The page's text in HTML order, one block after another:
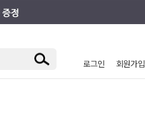
키즈/주니어 로그인 회원가입